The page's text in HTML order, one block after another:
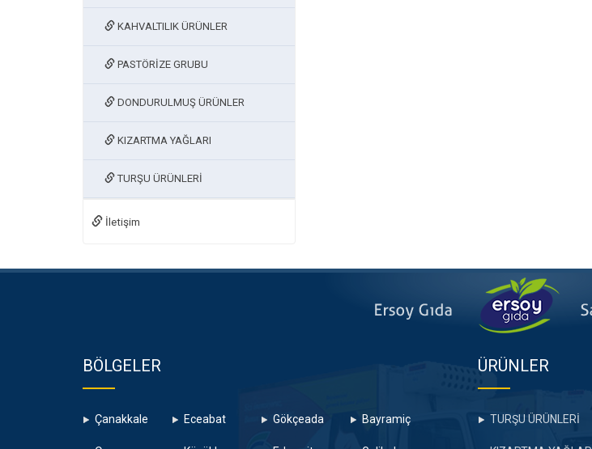
KAHVALTILIK ÜRÜNLER
PASTÖRİZE GRUBU
DONDURULMUŞ ÜRÜNLER
KIZARTMA YAĞLARI
TURŞU ÜRÜNLERİ
İletişim
BÖLGELER
Çanakkale Eceabat Gökçeada Bayramiç
ÜRÜNLER
TURŞU ÜRÜNLERİ